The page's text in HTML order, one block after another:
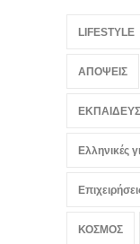
LIFESTYLE
ΑΠΟΨΕΙΣ
Ελληνικές
ΚΟΣΜΟΣ